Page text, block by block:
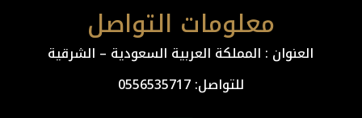
معلومات التواصل
العنوان : المملكة العربية السعودية – الشرقية
للتواصل: ⁦0556535717